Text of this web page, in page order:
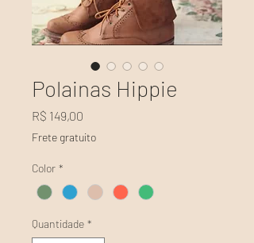
Polainas Hippie
R$ 149,00
Frete gratuito
Color *
Quantidade *